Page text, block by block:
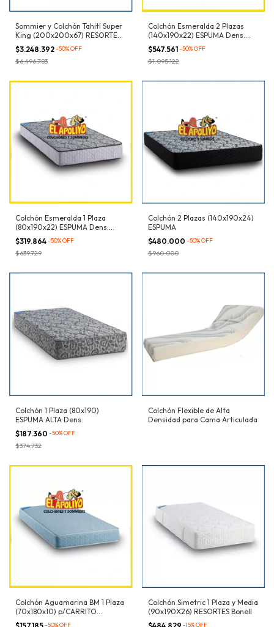
Sommier y Colchón Tahití Super
King (200x200x67) RESORTES
Pocket
$3.248.392-50%OFF
$6.496.783
Colchón Esmeralda 2 Plazas
(140x190x22) ESPUMA Dens.
27kg/m³
$547.561-50%OFF
$1.095.122
Colchón Esmeralda 1 Plaza
(80x190x22) ESPUMA Dens.
27kg/m³
$319.864-50%OFF
$639.729
Colchón 2 Plazas (140x190x24)
ESPUMA
$480.000 -50%OFF
$960.000
Colchón 1 Plaza (80x190)
ESPUMA ALTA Dens.
$187.360 -50%OFF
$374.732
Colchón Flexible de Alta
Densidad para Cama Articulada
Colchón Aguamarina BM 1 Plaza
(70x180x10) p/CARRITO
ESPUMA Dens. 21kg/m³
-50%OFF
Colchón Simetric 1 Plaza y Media
(90x190X26) RESORTES Bonell
-15%OFF